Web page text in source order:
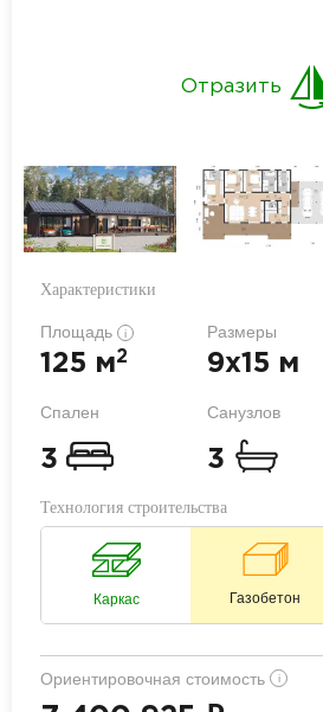
Отразить
Характеристики
Площадь i
125 м2
Размеры
9x15 м
Спален
3
Санузлов
3
Технология строительства
Каркас Газобетон
Ориентировочная стоимость i